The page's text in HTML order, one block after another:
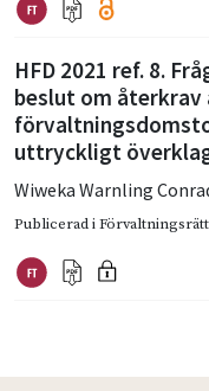
HFD 2021 ref. 8.
beslut om återkrav
uttryckligt
Wiweka Warnling
Publicerad i